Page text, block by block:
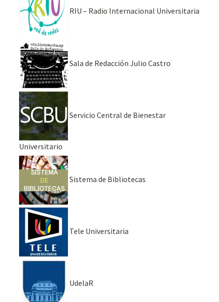
RIU – Radio Internacional Universitaria
Sala de Redacción Julio Castro
Servicio Central de Bienestar
Universitario
Sistema de Bibliotecas
Tele Universitaria
UdelaR